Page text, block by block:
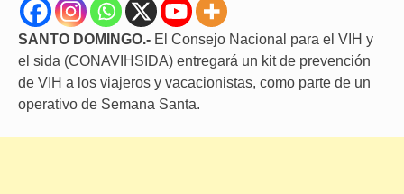
SANTO DOMINGO.- El Consejo Nacional para el VIH y
el sida (CONAVIHSIDA) entregará un kit de prevención
de VIH a los viajeros y vacacionistas, como parte de un
operativo de Semana Santa.